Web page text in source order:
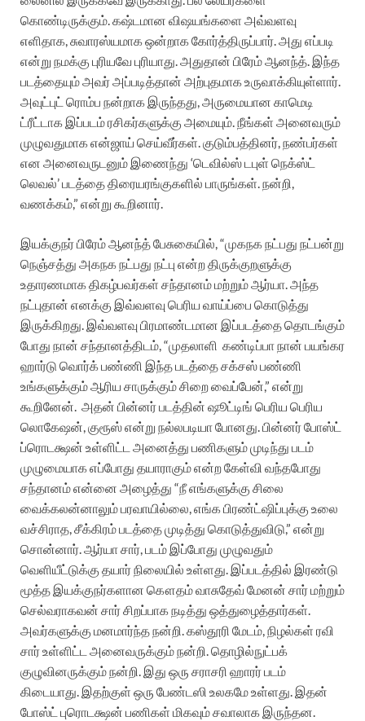
கொண்டிருக்கும். கஷ்டமான விஷயங்களை அவ்வளவு
எளிதாக, சுவாரஸ்யமாக ஒன்றாக கோர்த்திருப்பார். அது எப்படி
என்று நமக்கு புரியவே புரியாது. அதுதான் பிரேம் ஆனந்த். இந்த
படத்தையும் அவர் அப்படித்தான் அற்புதமாக உருவாக்கியுள்ளார்.
அவுட்புட் ரொம்ப நன்றாக இருந்தது, அருமையான காமெடி
ட்ரீட்டாக இப்படம் ரசிகர்களுக்கு அமையும். நீங்கள் அனைவரும்
முழுவதுமாக என்ஜாய் செய்வீர்கள். குடும்பத்தினர், நண்பர்கள்
என அனைவருடனும் இணைந்து ‘டெவில்ஸ் டபுள் நெக்ஸ்ட்
லெவல்’ படத்தை திரையரங்குகளில் பாருங்கள். நன்றி,
வணக்கம்,” என்று கூறினார்.
இயக்குநர் பிரேம் ஆனந்த் பேசுகையில், “முகநக நட்பது நட்பன்று
நெஞ்சத்து அகநக நட்பது நட்பு என்ற திருக்குறளுக்கு
உதாரணமாக திகழ்பவர்கள் சந்தானம் மற்றும் ஆர்யா. அந்த
நட்புதான் எனக்கு இவ்வளவு பெரிய வாய்ப்பை கொடுத்து
இருக்கிறது. இவ்வளவு பிரமாண்டமான இப்படத்தை தொடங்கும்
போது நான் சந்தானத்திடம், “முதலாளி கண்டிப்பா நான் பயங்கர
ஹார்டு வொர்க் பண்ணி இந்த படத்தை சக்சஸ் பண்ணி
உங்களுக்கும் ஆரிய சாருக்கும் சிறை வைப்பேன்,” என்று
கூறினேன். அதன் பின்னர் படத்தின் ஷூட்டிங் பெரிய பெரிய
லொகேஷன், குரூஸ் என்று நல்லபடியா போனது. பின்னர் போஸ்ட்
ப்ரொடக்ஷன் உள்ளிட்ட அனைத்து பணிகளும் முடிந்து படம்
முழுமையாக எப்போது தயாராகும் என்ற கேள்வி வந்தபோது
சந்தானம் என்னை அழைத்து “நீ எங்களுக்கு சிலை
வைக்கலன்னாலும் பரவாயில்லை, எங்க பிரண்ட்ஷிப்புக்கு உலை
வச்சிராத, சீக்கிரம் படத்தை முடித்து கொடுத்துவிடு,” என்று
சொன்னார். ஆர்யா சார், படம் இப்போது முழுவதும்
வெளியீட்டுக்கு தயார் நிலையில் உள்ளது. இப்படத்தில் இரண்டு
மூத்த இயக்குநர்களான கௌதம் வாசுதேவ் மேனன் சார் மற்றும்
செல்வராகவன் சார் சிறப்பாக நடித்து ஒத்துழைத்தார்கள்.
அவர்களுக்கு மனமார்ந்த நன்றி. கஸ்தூரி மேடம், நிழல்கள் ரவி
சார் உள்ளிட்ட அனைவருக்கும் நன்றி. தொழில்நுட்பக்
குழுவினருக்கும் நன்றி. இது ஒரு சராசரி ஹாரர் படம்
கிடையாது. இதற்குள் ஒரு பேண்டஸி உலகமே உள்ளது. இதன்
போஸ்ட் புரொடக்ஷன் பணிகள் மிகவும் சவாலாக இருந்தன.